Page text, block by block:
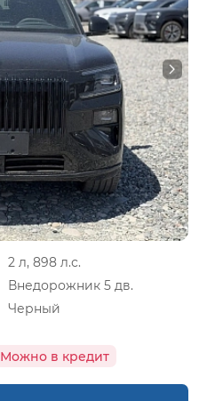
2 л, 898 л.с.
Внедорожник 5 дв.
Черный
Можно в кредит